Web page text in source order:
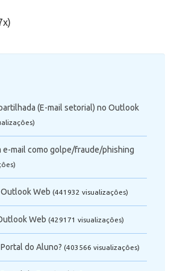
(E-mail setorial) no Outlook
e-mail como golpe/fraude/phishing
Web (441932 visualizaçôes)
Web (429171 visualizaçôes)
do Aluno? (403566 visualizaçôes)